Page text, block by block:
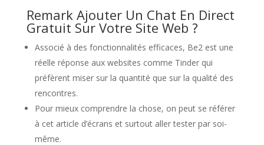
Remark Ajouter Un Chat En Direct
Gratuit Sur Votre Site Web ?
Associé à des fonctionnalités efficaces, Be2 est une
réelle réponse aux websites comme Tinder qui
préfèrent miser sur la quantité que sur la qualité des
rencontres.
Pour mieux comprendre la chose, on peut se référer
à cet article d’écrans et surtout aller tester par soi-
même.